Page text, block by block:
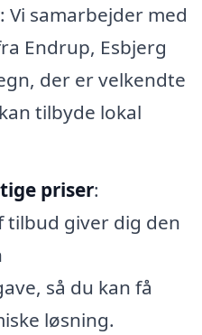
: Vi samarbejder med
Endrup, Esbjerg
der er velkendte
tilbyde lokal
priser:
tilbud giver dig den
så du kan få
løsning.